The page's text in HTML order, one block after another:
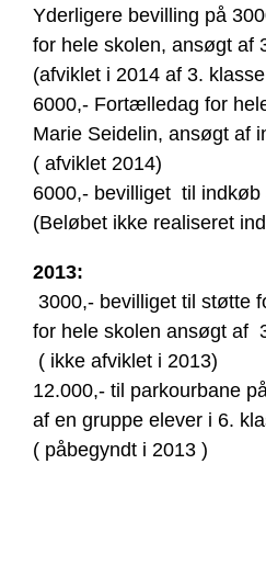
Yderligere bevilling på
for hele skolen, ansøgt af
(afviklet i 2014 af 3.
6000,- Fortælledag for
Marie Seidelin, ansøgt af
( afviklet 2014)
6000,- bevilliget til
(Beløbet ikke realiseret
2013:
3000,- bevilliget til støtte
for hele skolen ansøgt af
( ikke afviklet i 2013)
12.000,- til parkourbane
af en gruppe elever i 6.
( påbegyndt i 2013 )